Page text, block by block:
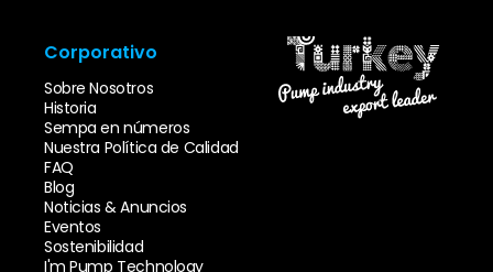
Corporativo
Sobre Nosotros
Historia
Sempa en números
Nuestra Política de Calidad
FAQ
Blog
Noticias & Anuncios
Eventos
Sostenibilidad
I'm Pump Technology